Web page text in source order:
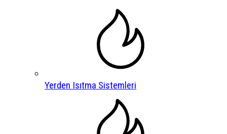
Yerden Isıtma Sistemleri